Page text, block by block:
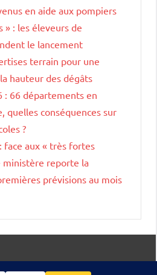
en aide aux pompiers
» : les éleveurs de
le lancement
terrain pour une
hauteur des dégâts
: 66 départements en
quelles conséquences sur
?
face aux « très fortes
ministère reporte la
prévisions au mois